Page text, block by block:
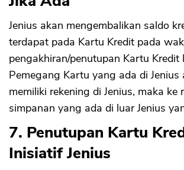
Jenius akan mengembalikan saldo
terdapat pada Kartu Kredit pada
pengakhiran/penutupan Kartu Kredit
Pemegang Kartu yang ada di
memiliki rekening di Jenius, maka ke
simpanan yang ada di luar Jenius
7. Penutupan Kartu
Inisiatif Jenius